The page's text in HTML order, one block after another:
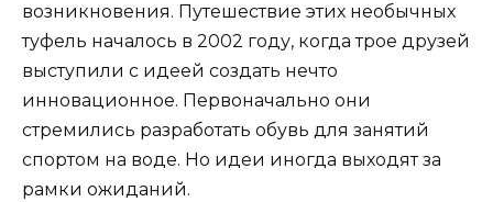
возникновения. Путешествие этих необычных
туфель началось в 2002 году, когда трое друзей
выступили с идеей создать нечто
инновационное. Первоначально они
стремились разработать обувь для занятий
спортом на воде. Но идеи иногда выходят за
рамки ожиданий.